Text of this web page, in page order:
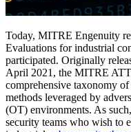
Today, MITRE Engenuity
Evaluations for industrial
participated. Originally
April 2021, the MITRE
comprehensive taxonomy
methods leveraged by
(OT) environments. As
security teams who wish to